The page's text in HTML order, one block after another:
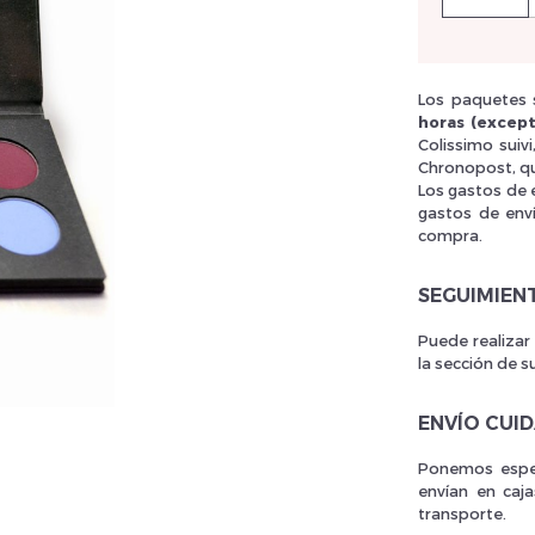
réinitialiser votre mot de passe
Los paquetes
horas
Colissimo
Chronopost,
Los gastos de
gastos de
compra.
Puede
la sección de
ENVÍO
Ponemos
envían en
transporte.